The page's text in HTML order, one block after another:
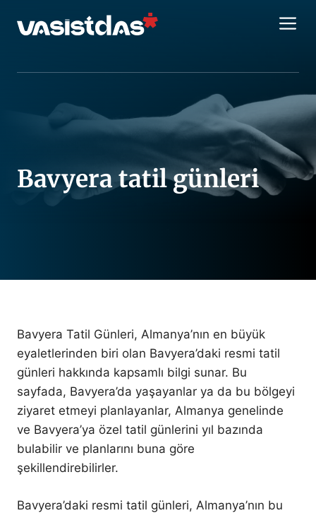
atla
Bavyera tatil günleri
Bavyera Tatil Günleri, Almanya’nın en büyük
eyaletlerinden biri olan Bavyera’daki resmi tatil
günleri hakkında kapsamlı bilgi sunar. Bu
sayfada, Bavyera’da yaşayanlar ya da bu bölgeyi
ziyaret etmeyi planlayanlar, Almanya genelinde
ve Bavyera’ya özel tatil günlerini yıl bazında
bulabilir ve planlarını buna göre
şekillendirebilirler.
Bavyera’daki resmi tatil günleri, Almanya’nın bu